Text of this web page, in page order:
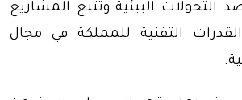
التحولات البيئية وتتبع المشاريع
القدرات التقنية للمملكة في مجال